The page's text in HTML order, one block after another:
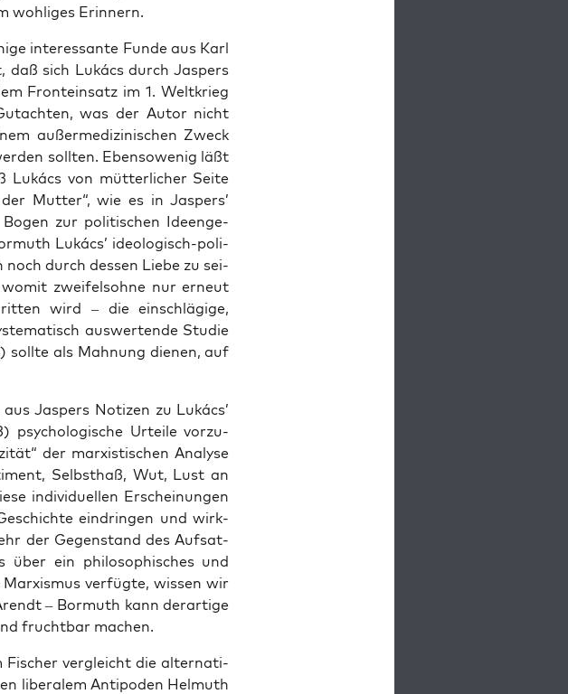
woh­li­ges Erinnern.
inter­es­san­te Fun­de aus Karl
daß sich Lukács durch Jas­pers
Front­ein­satz im 1. Welt­krieg
was der Autor nicht
außer­me­di­zi­ni­schen Zweck
soll­ten. Eben­so­we­nig läßt
Lukács von müt­ter­li­cher Sei­te
Mut­ter“, wie es in Jas­pers’
zur poli­ti­schen Ideen­ge­
Lukács’ ideo­lo­gisch-poli­
durch des­sen Lie­be zu sei­
zwei­fels­oh­ne nur erneut
wird – die ein­schlä­gi­ge,
aus­wer­ten­de Stu­die
soll­te als Mah­nung die­nen, auf
Jas­pers Noti­zen zu Lukács’
psy­cho­lo­gi­sche Urtei­le vor­zu­
der mar­xis­ti­schen Ana­ly­se
Selbst­haß, Wut, Lust an
indi­vi­du­el­len Erschei­nun­gen
ein­drin­gen und wirk­
der Gegen­stand des Auf­sat­
über ein phi­lo­so­phi­sches und
ver­füg­te, wis­sen wir
– Bor­muth kann der­ar­ti­ge
frucht­bar machen.
Fischer ver­gleicht die alter­na­ti­
libe­ra­lem Anti­po­den Hel­muth